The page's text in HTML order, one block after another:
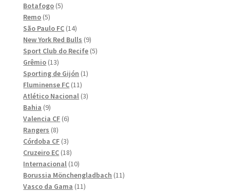
Botafogo 55
Remo 55
produkter
São Paulo FC 1414
produkter
New York Red Bulls 99
produkter
Sport Club do Recife 55
Grêmio 1313
produkter
Sporting de Gijón 11
Fluminense FC 1111
produkter
Atlético Nacional 33
Bahia 99
produkter
Valencia CF 66
Rangers 88
produkter
Córdoba CF 33
produkter
Cruzeiro EC 1818
produkter
Internacional 1010
produkter
Borussia Mönchengladbach 1111
Vasco da Gama 1111